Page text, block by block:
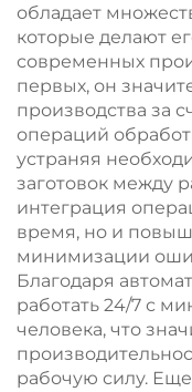
обладает
которые делают
современных
первых, он
производства за
операций
устраняя
заготовок между
интеграция
время, но и
минимизации
Благодаря
работать 24/7 с
человека, что
рабочую силу.